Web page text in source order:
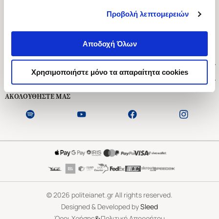
Προβολή λεπτομερειών
Αποδοχή Όλων
Χρησιμοποιήστε μόνο τα απαραίτητα cookies
Ασκληπιού 1-3, Αθήνα 106 79
Δευτέρα - Παρασκευή 09:00-21:00
Εξυπηρέτηση Πελατών
ΑΚΟΛΟΥΘΗΣΤΕ ΜΑΣ
©2026 politeianet.gr All rights reserved.
Designed & Developed bySleed